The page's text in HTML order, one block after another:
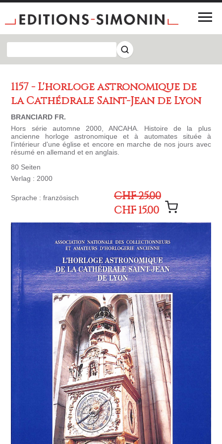
1157 - L'horloge astronomique de
la Cathédrale Saint-Jean de Lyon
BRANCIARD FR.
Hors série automne 2000, ANCAHA. Histoire de la plus
ancienne horloge astronomique et à automates située à
l'intérieur d'une église et encore en marche de nos jours avec
résumé en allemand et en anglais.
80 Seiten
Verlag : 2000
Sprache : französisch
CHF 25.00
CHF 15.00